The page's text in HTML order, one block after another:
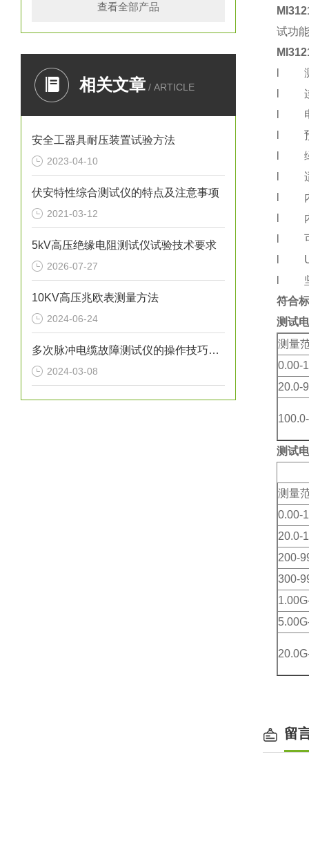
查看全部产品
相关文章 / ARTICLE
安全工器具耐压装置试验方法
2023-04-10
伏安特性综合测试仪的特点及注意事项
2021-03-12
5kV高压绝缘电阻测试仪试验技术要求
2026-07-27
10KV高压兆欧表测量方法
2024-06-24
多次脉冲电缆故障测试仪的操作技巧有哪些
2024-03-08
试功
l 测
l 连
l 电
l 预
l 绿/
l 适
l 内
l 内
l 可
l
l 坚
符合
测试
测量
0.00-
20.0-
测试
测量
0.00-
20.0-
200-
300-
留